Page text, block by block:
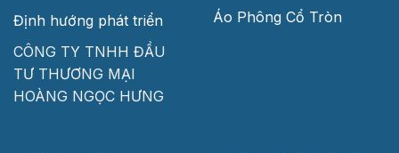
Định hướng phát triển
CÔNG TY TNHH ĐẦU
TƯ THƯƠNG MẠI
HOÀNG NGỌC HƯNG
Áo Phông Cổ Tròn